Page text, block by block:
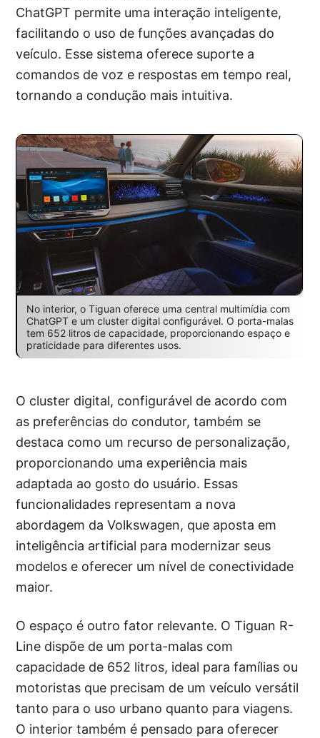
ChatGPT permite uma interação inteligente,
facilitando o uso de funções avançadas do
veículo. Esse sistema oferece suporte a
comandos de voz e respostas em tempo real,
tornando a condução mais intuitiva.
No interior, o Tiguan oferece uma central multimídia com
ChatGPT e um cluster digital configurável. O porta-malas
tem 652 litros de capacidade, proporcionando espaço e
praticidade para diferentes usos.
O cluster digital, configurável de acordo com
as preferências do condutor, também se
destaca como um recurso de personalização,
proporcionando uma experiência mais
adaptada ao gosto do usuário. Essas
funcionalidades representam a nova
abordagem da Volkswagen, que aposta em
inteligência artificial para modernizar seus
modelos e oferecer um nível de conectividade
maior.
O espaço é outro fator relevante. O Tiguan R-
Line dispõe de um porta-malas com
capacidade de 652 litros, ideal para famílias ou
motoristas que precisam de um veículo versátil
tanto para o uso urbano quanto para viagens.
O interior também é pensado para oferecer